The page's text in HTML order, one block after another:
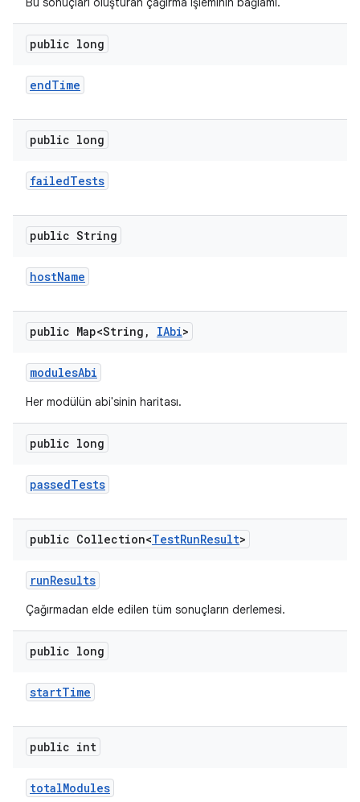
public long
endTime
public long
failedTests
public String
hostName
public Map<String , IAbi>
modulesAbi
Her modülün abi'sinin haritası.
public long
passedTests
public Collection<TestRunResult>
runResults
Çağırmadan elde edilen tüm sonuçların derlemesi.
public long
startTime
public int
totalModules